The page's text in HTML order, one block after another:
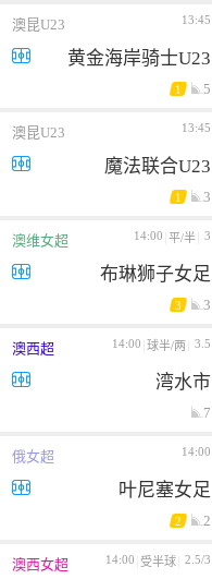
澳昆U23 13:45
黄金海岸骑士U23
1 5
澳昆U23 13:45
魔法联合U23
1 3
澳维女超 14:00 平/半 3
布琳狮子女足
3 3
澳西超 14:00 球半/两 3.5
湾水市
7
俄女超 14:00
叶尼塞女足
2 2
澳西女超 14:00 受半球 2.5/3